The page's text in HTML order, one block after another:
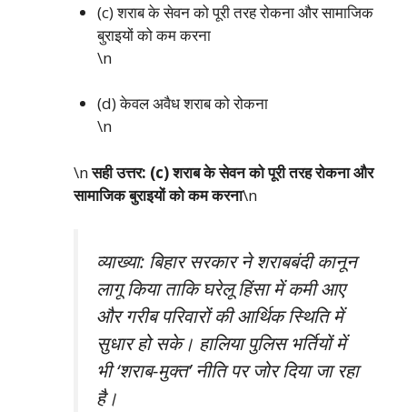
(c) शराब के सेवन को पूरी तरह रोकना और सामाजिक
बुराइयों को कम करना
\n
(d) केवल अवैध शराब को रोकना
\n
\nसही उत्तर: (c) शराब के सेवन को पूरी तरह रोकना और
सामाजिक बुराइयों को कम करना\n
व्याख्या: बिहार सरकार ने शराबबंदी कानून
लागू किया ताकि घरेलू हिंसा में कमी आए
और गरीब परिवारों की आर्थिक स्थिति में
सुधार हो सके। हालिया पुलिस भर्तियों में
भी ‘शराब-मुक्त’ नीति पर जोर दिया जा रहा
है।